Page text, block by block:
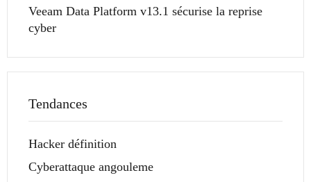
Veeam Data Platform v13.1 sécurise la reprise
cyber
Tendances
Hacker définition
Cyberattaque angouleme